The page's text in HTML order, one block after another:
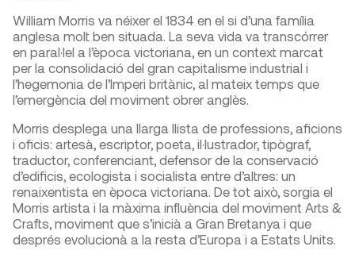
William Morris va néixer el 1834 en el si d’una família
anglesa molt ben situada. La seva vida va transcórrer
en paral·lel a l’època victoriana, en un context marcat
per la consolidació del gran capitalisme industrial i
l’hegemonia de l’Imperi britànic, al mateix temps que
l’emergència del moviment obrer anglès.
Morris desplega una llarga llista de professions, aficions
i oficis: artesà, escriptor, poeta, il·lustrador, tipògraf,
traductor, conferenciant, defensor de la conservació
d’edificis, ecologista i socialista entre d’altres: un
renaixentista en època victoriana. De tot això, sorgia el
Morris artista i la màxima influència del moviment Arts &
Crafts, moviment que s’inicià a Gran Bretanya i que
després evolucionà a la resta d’Europa i a Estats Units.